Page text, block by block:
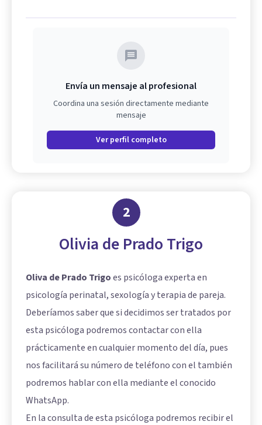
Envía un mensaje al profesional
Coordina una sesión directamente mediante
mensaje
Ver perfil completo
2
Olivia de Prado Trigo
Oliva de Prado Trigoes psicóloga experta en
psicología perinatal, sexología y terapia de pareja.
Deberíamos saber que si decidimos ser tratados por
esta psicóloga podremos contactar con ella
prácticamente en cualquier momento del día, pues
nos facilitará su número de teléfono con el también
podremos hablar con ella mediante el conocido
WhatsApp.
En la consulta de esta psicóloga podremos recibir el